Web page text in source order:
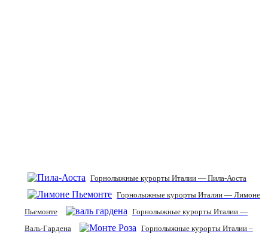
Горнолыжные курорты Италии — Пила-Аоста
Горнолыжные курорты Италии — Лимоне
Пьемонте
Горнолыжные курорты Италии —
Валь-Гардена
Горнолыжные курорты Италии –